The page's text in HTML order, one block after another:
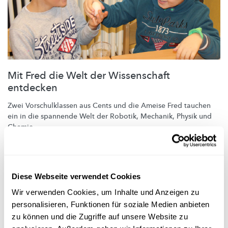
Diese Webseite verwendet Cookies
Wir verwenden Cookies, um Inhalte und Anzeigen zu
personalisieren, Funktionen für soziale Medien anbieten
zu können und die Zugriffe auf unsere Website zu
Mit Fred die Welt der Wissenschaft
entdecken
Zwei Vorschulklassen aus Cents und die Ameise Fred tauchen
ein in die spannende Welt der Robotik, Mechanik, Physik und
Chemie.